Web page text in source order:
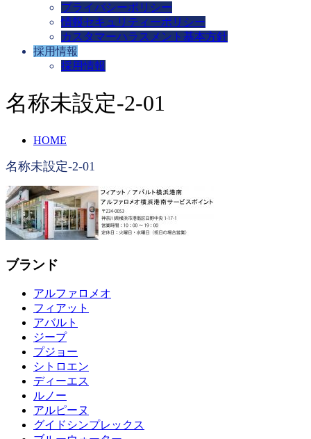
プライバシーポリシー
情報セキュリティーポリシー
カスタマーハラスメント基本方針
採用情報
採用情報
名称未設定-2-01
HOME
名称未設定-2-01
ブランド
アルファロメオ
フィアット
アバルト
ジープ
プジョー
シトロエン
ディーエス
ルノー
アルピーヌ
グイドシンプレックス